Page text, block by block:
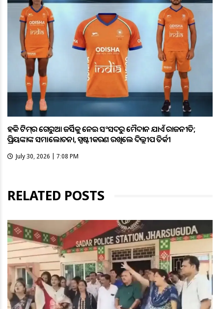
ହକି ଟିମ୍‌ର ଗେରୁଆ ଜର୍ସିକୁ ନେଇ ସଂସଦରୁ ମୈଦାନ ଯାଏଁ ରାଜନୀତି;
ପ୍ରିୟଙ୍କାଙ୍କ ସମାଲୋଚନା, ସ୍ପଷ୍ଟୀକରଣ ରଖିଲେ ଦିଲ୍ଲୀପ ତିର୍କୀ
July 30, 2026 | 7:08 PM
RELATED POSTS